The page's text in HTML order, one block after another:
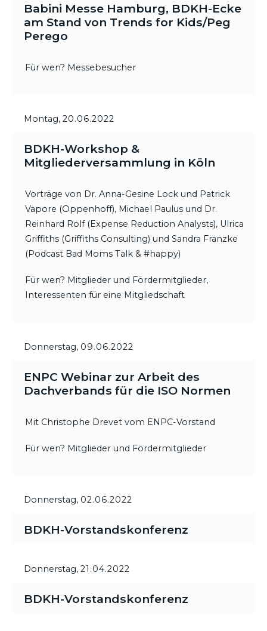
Babini Messe Hamburg, BDKH-Ecke
am Stand von Trends for Kids/Peg
Perego
Für wen? Messebesucher
Montag, 20.06.2022
BDKH-Workshop &
Mitgliederversammlung in Köln
Vorträge von Dr. Anna-Gesine Lock und Patrick
Vapore (Oppenhoff), Michael Paulus und Dr.
Reinhard Rolf (Expense Reduction Analysts), Ulrica
Griffiths (Griffiths Consulting) und Sandra Franzke
(Podcast Bad Moms Talk & #happy)
Für wen? Mitglieder und Fördermitglieder,
Interessenten für eine Mitgliedschaft
Donnerstag, 09.06.2022
ENPC Webinar zur Arbeit des
Dachverbands für die ISO Normen
Mit Christophe Drevet vom ENPC-Vorstand
Für wen? Mitglieder und Fördermitglieder
Donnerstag, 02.06.2022
BDKH-Vorstandskonferenz
Donnerstag, 21.04.2022
BDKH-Vorstandskonferenz